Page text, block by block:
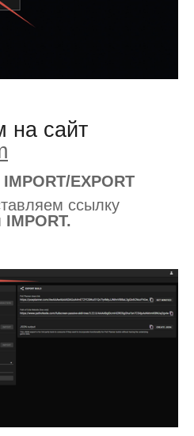
на сайт
IMPORT/EXPORT
ссылку
IMPORT.